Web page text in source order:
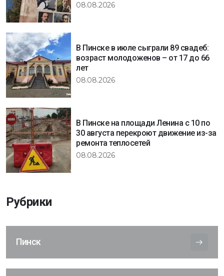
08.08.2026
В Пинске в июле сыграли 89 свадеб:
возраст молодоженов – от 17 до 66
лет
08.08.2026
В Пинске на площади Ленина с 10 по
30 августа перекроют движение из-за
ремонта теплосетей
08.08.2026
Рубрики
Пинск